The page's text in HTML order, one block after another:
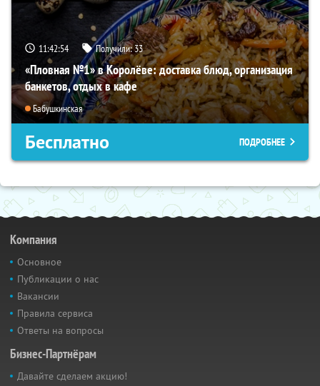
11:42:52 Получили:33
«Пловная №1» в Королёве: доставка блюд, организация
банкетов, отдых в кафе
Бабушкинская
Бесплатно ПОДРОБНЕЕ
Компания
Основное
Публикации о нас
Вакансии
Правила сервиса
Ответы на вопросы
Бизнес-Партнёрам
Давайте сделаем акцию!